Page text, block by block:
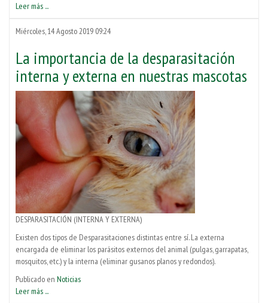
Leer más ...
Miércoles, 14 Agosto 2019 09:24
La importancia de la desparasitación
interna y externa en nuestras mascotas
DESPARASITACIÓN (INTERNA Y EXTERNA)
Existen dos tipos de Desparasitaciones distintas entre sí. La externa
encargada de eliminar los parásitos externos del animal (pulgas, garrapatas,
mosquitos, etc.) y la interna (eliminar gusanos planos y redondos).
Publicado en Noticias
Leer más ...